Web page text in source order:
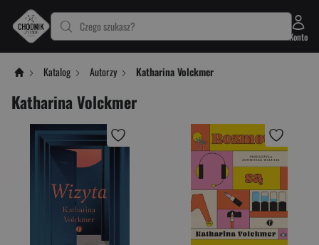
Czego szukasz?
Konto
Katalog Autorzy Katharina Volckmer
Katharina Volckmer